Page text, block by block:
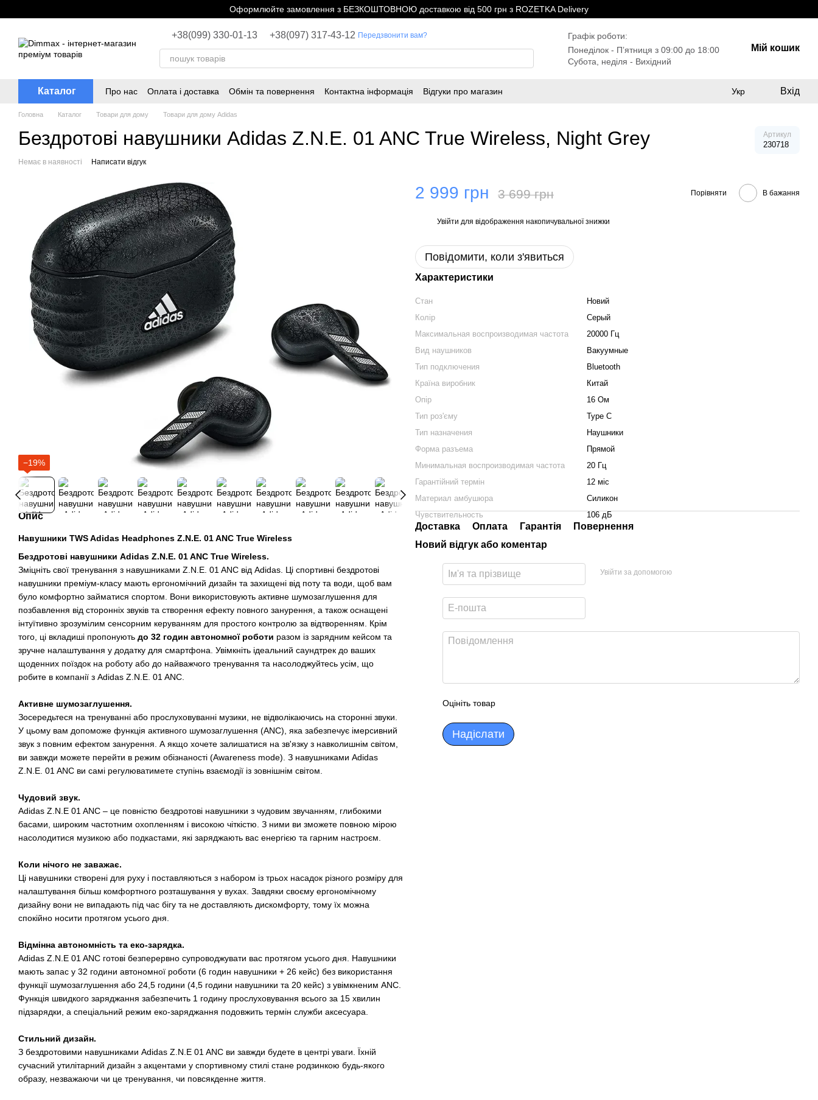
Оформлюйте замовлення з БЕЗКОШТОВНОЮ доставкою від 500 грн з ROZETKA Delivery
+38(099) 330-01-13 +38(097) 317-43-12 Передзвонити вам?
Графік роботи:
Понеділок - Пʼятниця з 09:00 до 18:00
Субота, неділя - Вихідний
Мій кошик
Каталог Про нас Оплата і доставка Обмін та повернення Контактна інформація Відгуки про магазин Укр Вхід
Головна Каталог Товари для дому Товари для дому Adidas
Бездротові навушники Adidas Z.N.E. 01 ANC True Wireless, Night Grey Артикул
230718
Немає в наявності Написати відгук
−19%
Опис
Навушники TWS Adidas Headphones Z.N.E. 01 ANC True Wireless
Бездротові навушники Adidas Z.N.E. 01 ANC True Wireless.
Зміцніть свої тренування з навушниками Z.N.E. 01 ANC від Adidas. Ці спортивні бездротові
навушники преміум-класу мають ергономічний дизайн та захищені від поту та води, щоб вам
було комфортно займатися спортом. Вони використовують активне шумозаглушення для
позбавлення від сторонніх звуків та створення ефекту повного занурення, а також оснащені
інтуїтивно зрозумілим сенсорним керуванням для простого контролю за відтворенням. Крім
того, ці вкладиші пропонують до 32 годин автономної роботи разом із зарядним кейсом та
зручне налаштування у додатку для смартфона. Увімкніть ідеальний саундтрек до ваших
щоденних поїздок на роботу або до найважчого тренування та насолоджуйтесь усім, що
робите в компанії з Adidas Z.N.E. 01 ANC.
Активне шумозаглушення.
Зосередьтеся на тренуванні або прослуховуванні музики, не відволікаючись на сторонні звуки.
У цьому вам допоможе функція активного шумозаглушення (ANC), яка забезпечує імерсивний
звук з повним ефектом занурення. А якщо хочете залишатися на зв'язку з навколишнім світом,
ви завжди можете перейти в режим обізнаності (Awareness mode). З навушниками Adidas
Z.N.E. 01 ANC ви самі регулюватимете ступінь взаємодії із зовнішнім світом.
Чудовий звук.
Adidas Z.N.E 01 ANC – це повністю бездротові навушники з чудовим звучанням, глибокими
басами, широким частотним охопленням і високою чіткістю. З ними ви зможете повною мірою
насолодитися музикою або подкастами, які заряджають вас енергією та гарним настроєм.
Коли нічого не заважає.
Ці навушники створені для руху і поставляються з набором із трьох насадок різного розміру для
налаштування більш комфортного розташування у вухах. Завдяки своєму ергономічному
дизайну вони не випадають під час бігу та не доставляють дискомфорту, тому їх можна
спокійно носити протягом усього дня.
Відмінна автономність та еко-зарядка.
Adidas Z.N.E 01 ANC готові безперервно супроводжувати вас протягом усього дня. Навушники
мають запас у 32 години автономної роботи (6 годин навушники + 26 кейс) без використання
функції шумозаглушення або 24,5 години (4,5 години навушники та 20 кейс) з увімкненим ANC.
Функція швидкого заряджання забезпечить 1 годину прослуховування всього за 15 хвилин
підзарядки, а спеціальний режим еко-заряджання подовжить термін служби аксесуара.
Стильний дизайн.
З бездротовими навушниками Adidas Z.N.E 01 ANC ви завжди будете в центрі уваги. Їхній
сучасний утилітарний дизайн з акцентами у спортивному стилі стане родзинкою будь-якого
образу, незважаючи чи це тренування, чи повсякденне життя.
2 999 грн 3 699 грн Порівняти В бажання
Увійти для відображення накопичувальної знижки
Повідомити, коли з'явиться
Характеристики
Стан
Новий
Колір
Серый
Максимальная воспроизводимая частота
20000 Гц
Вид наушников
Вакуумные
Тип подключения
Bluetooth
Країна виробник
Китай
Опір
16 Ом
Тип роз'єму
Type C
Тип назначения
Наушники
Форма разъема
Прямой
Минимальная воспроизводимая частота
20 Гц
Гарантійний термін
12 міс
Материал амбушюра
Силикон
Чувствительность
106 дБ
Доставка Оплата Гарантія
Повернення
Новий відгук або коментар
Увійти за допомогою
Оцініть товар
Надіслати